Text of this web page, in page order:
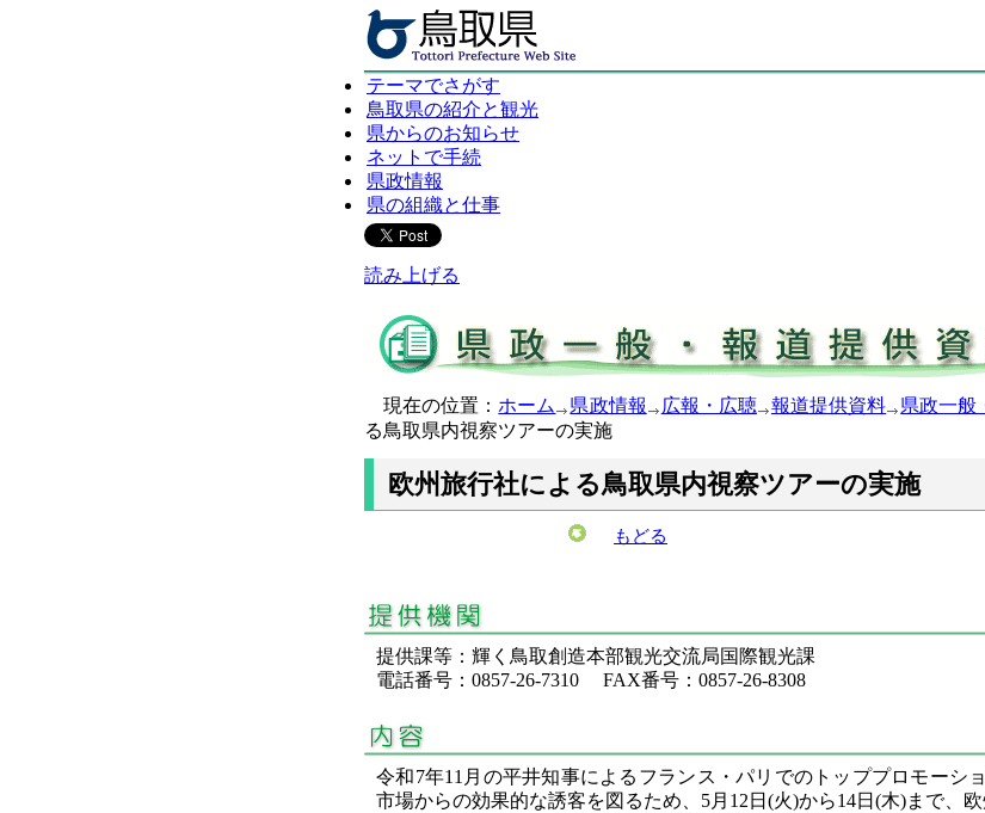
テーマでさがす
鳥取県の紹介と観光
県からのお知らせ
ネットで手続
県政情報
県の組織と仕事
読み上げる
現在の位置： ホーム 県政情報 広報・広聴 報道提供資料 県政一般
る鳥取県内視察ツアーの実施
欧州旅行社による鳥取県内視察ツアーの実施
もどる
提供課等：輝く鳥取創造本部観光交流局国際観光課
電話番号：0857-26-7310 FAX番号：0857-26-8308
令和7年11月の平井知事によるフランス・パリでのトッププロモーシ
市場からの効果的な誘客を図るため、5月12日(火)から14日(木)まで、